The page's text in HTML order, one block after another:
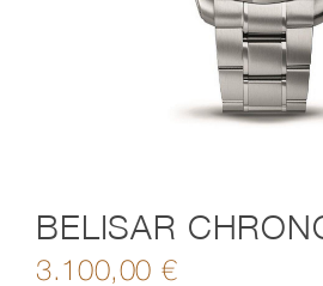
BELISAR
3.100,00 €